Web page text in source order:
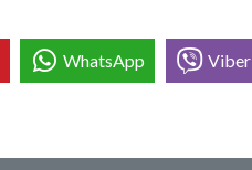
WhatsApp Viber